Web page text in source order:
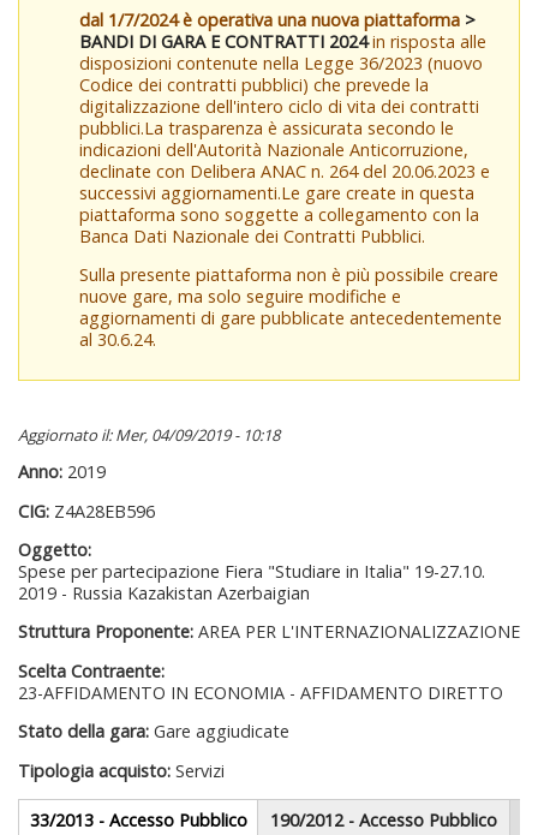
dal 1/7/2024 è operativa una nuova piattaforma >
BANDI DI GARA E CONTRATTI 2024in risposta alle
disposizioni contenute nella Legge 36/2023 (nuovo
Codice dei contratti pubblici) che prevede la
digitalizzazione dell'intero ciclo di vita dei contratti
pubblici.La trasparenza è assicurata secondo le
indicazioni dell'Autorità Nazionale Anticorruzione,
declinate con Delibera ANAC n. 264 del 20.06.2023 e
successivi aggiornamenti.Le gare create in questa
piattaforma sono soggette a collegamento con la
Banca Dati Nazionale dei Contratti Pubblici.
Sulla presente piattaforma non è più possibile creare
nuove gare, ma solo seguire modifiche e
aggiornamenti di gare pubblicate antecedentemente
al 30.6.24.
Aggiornato il: Mer, 04/09/2019 - 10:18
Anno: 2019
CIG: Z4A28EB596
Oggetto:
Spese per partecipazione Fiera "Studiare in Italia" 19-27.10.
2019 - Russia Kazakistan Azerbaigian
Struttura Proponente: AREA PER L'INTERNAZIONALIZZAZIONE
Scelta Contraente:
23-AFFIDAMENTO IN ECONOMIA - AFFIDAMENTO DIRETTO
Stato della gara: Gare aggiudicate
Tipologia acquisto: Servizi
33/2013 - Accesso Pubblico(scheda
190/2012 - Accesso Pubblico